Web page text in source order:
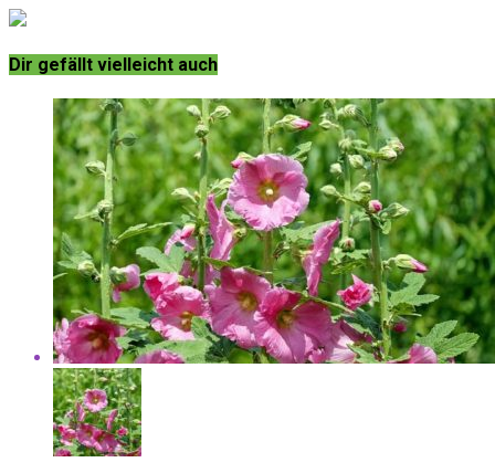
Dir gefällt vielleicht auch